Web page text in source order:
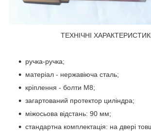
ТЕХНІЧНІ
ручка-ручка;
матеріал - нержавіюча сталь;
кріплення - болти М8;
загартований протектор циліндра;
міжосьова відстань: 90 мм;
стандартна комплектація: на двері